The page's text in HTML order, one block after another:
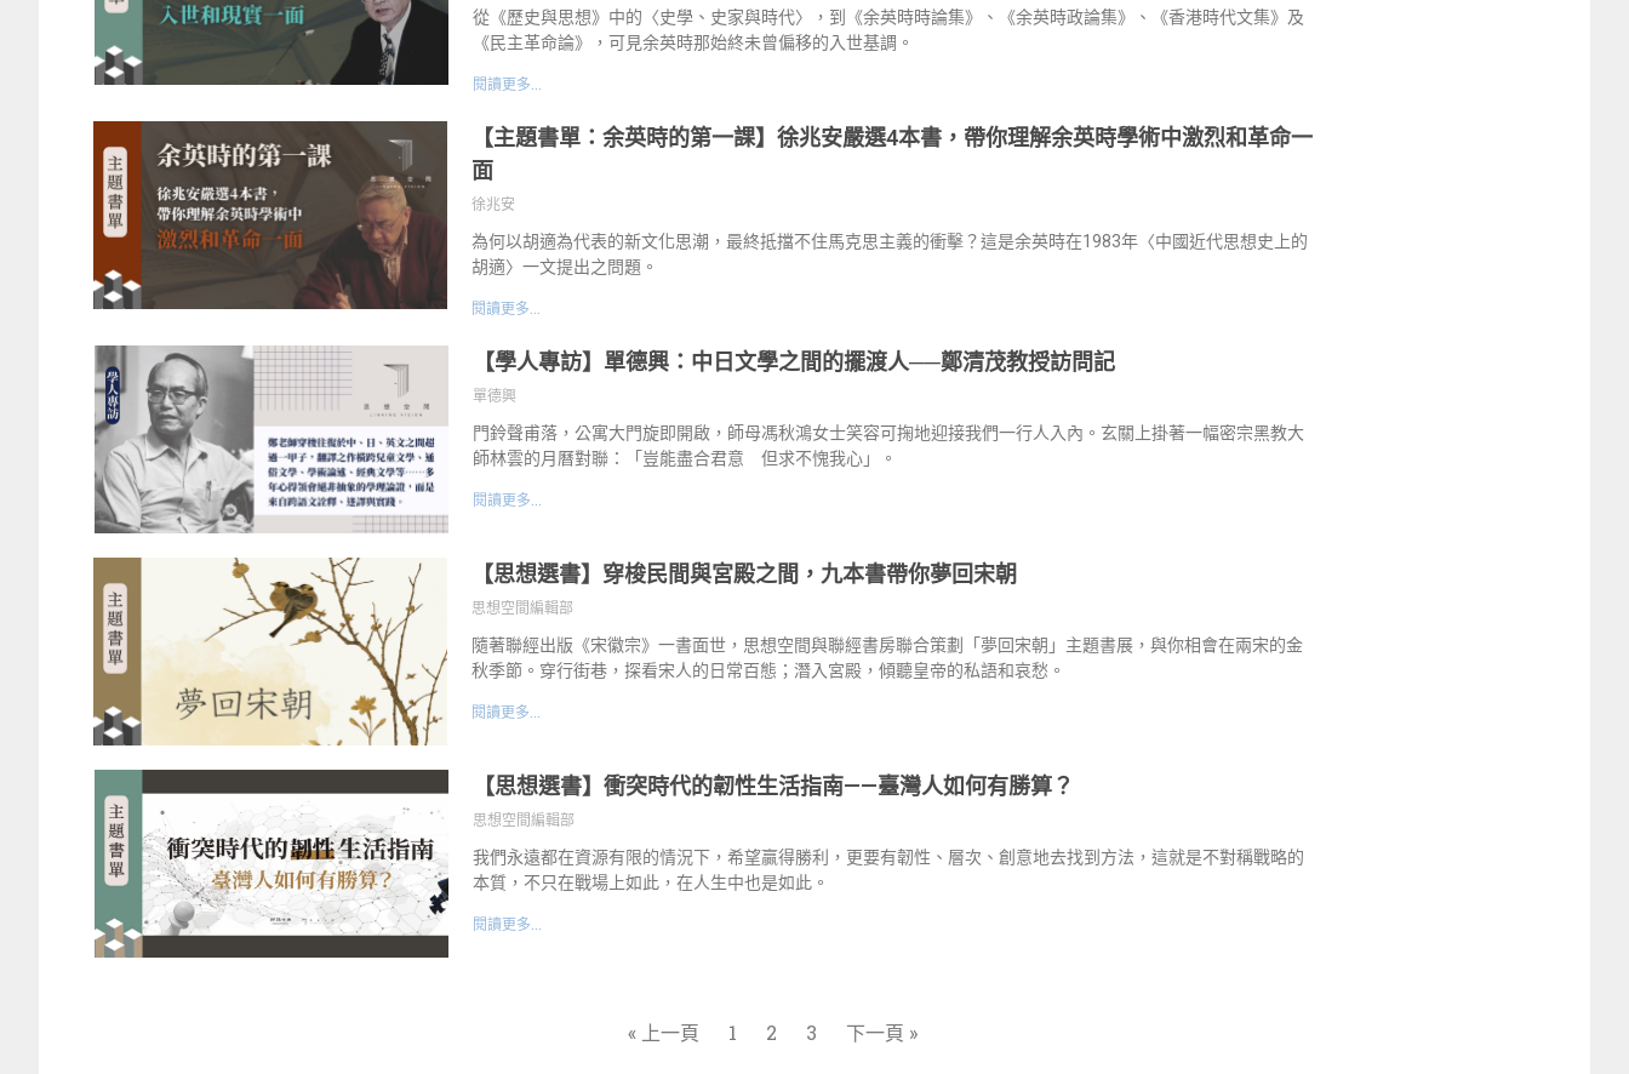
從《歷史與思想》中的〈史學、史家與時代〉，到《余英時時論集》、《余英時政論集》、《香港時代文集》及
《民主革命論》，可見余英時那始終未曾偏移的入世基調。
閱讀更多...
【主題書單：余英時的第一課】徐兆安嚴選4本書，帶你理解余英時學術中激烈和革命一
面
徐兆安
為何以胡適為代表的新文化思潮，最終抵擋不住馬克思主義的衝擊？這是余英時在1983年〈中國近代思想史上的
胡適〉一文提出之問題。
閱讀更多...
【學人專訪】單德興：中日文學之間的擺渡人──鄭清茂教授訪問記
單德興
門鈴聲甫落，公寓大門旋即開啟，師母馮秋鴻女士笑容可掬地迎接我們一行人入內。玄關上掛著一幅密宗黑教大
師林雲的月曆對聯：「豈能盡合君意 但求不愧我心」。
閱讀更多...
【思想選書】穿梭民間與宮殿之間，九本書帶你夢回宋朝
思想空間編輯部
隨著聯經出版《宋徽宗》一書面世，思想空間與聯經書房聯合策劃「夢回宋朝」主題書展，與你相會在兩宋的金
秋季節。穿行街巷，探看宋人的日常百態；潛入宮殿，傾聽皇帝的私語和哀愁。
閱讀更多...
【思想選書】衝突時代的韌性生活指南——臺灣人如何有勝算？
思想空間編輯部
我們永遠都在資源有限的情況下，希望贏得勝利，更要有韌性、層次、創意地去找到方法，這就是不對稱戰略的
本質，不只在戰場上如此，在人生中也是如此。
閱讀更多...
« 上一頁 1 2 3 下一頁 »